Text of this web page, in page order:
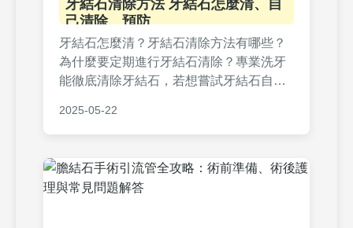
牙結石清除方法 牙結石怎麼清、自
己清除、預防
牙結石怎麼清？牙結石清除方法有哪些？
為什麼要定期進行牙結石清除？專業洗牙
能徹底清除牙結石，若想嘗試牙結石自己
牙齦。日常刷牙、使用牙線與漱口水是有
效牙結石預防方式，減少牙周病風險，維
2025-05-22